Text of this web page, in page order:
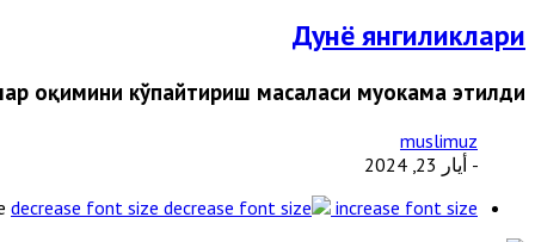
Дунё янгиликлари
оқимини кўпайтириш масаласи муҳокама этилди
muslimuz
- أيار 23, 2024
decrease font size increase font size